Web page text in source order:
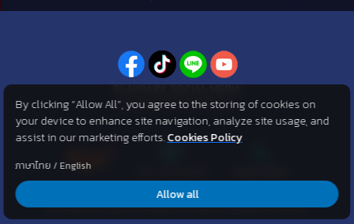
PLAYPARK SOCIAL MEDIA
ไม่พลาดทุกข่าวสารจาก PlayPark
©2007 KOG corporation . All Rights Reserved. ©2012 Asphere
Innovations Public Company Limited. All Rights Reserved.
By clicking “Allow All”, you agree to the storing of cookies on
your device to enhance site navigation, analyze site usage, and
assist in our marketing efforts.Cookies Policy
ภาษาไทย / English
Allow all